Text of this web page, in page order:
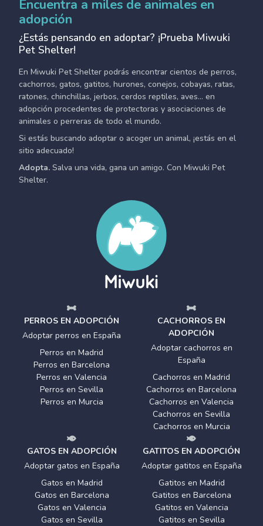
Encuentra a miles de animales en
adopción
¿Estás pensando en adoptar? ¡Prueba Miwuki
Pet Shelter!
En Miwuki Pet Shelter podrás encontrar cientos de perros,
cachorros, gatos, gatitos, hurones, conejos, cobayas, ratas,
ratones, chinchillas, jerbos, cerdos reptiles, aves... en
adopción procedentes de protectoras y asociaciones de
animales o perreras de todo el mundo.
Si estás buscando adoptar o acoger un animal, ¡estás en el
sitio adecuado!
Adopta. Salva una vida, gana un amigo. Con Miwuki Pet
Shelter.
PERROS EN ADOPCIÓN
Adoptar perros en España
Perros en Madrid
Perros en Barcelona
Perros en Valencia
Perros en Sevilla
Perros en Murcia
CACHORROS EN
ADOPCIÓN
Adoptar cachorros en
España
Cachorros en Madrid
Cachorros en Barcelona
Cachorros en Valencia
Cachorros en Sevilla
Cachorros en Murcia
GATOS EN ADOPCIÓN
Adoptar gatos en España
Gatos en Madrid
Gatos en Barcelona
Gatos en Valencia
Gatos en Sevilla
GATITOS EN ADOPCIÓN
Adoptar gatitos en España
Gatitos en Madrid
Gatitos en Barcelona
Gatitos en Valencia
Gatitos en Sevilla